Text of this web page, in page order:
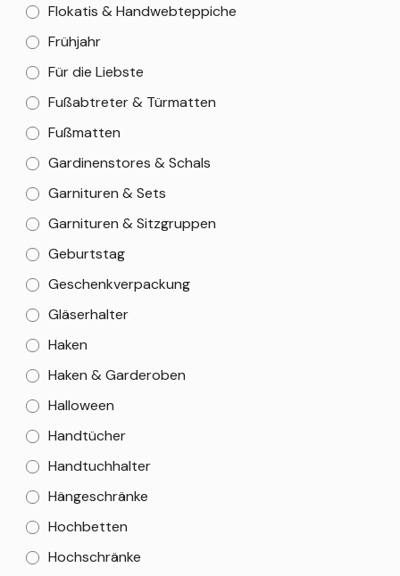
Flokatis & Handwebteppiche
Frühjahr
Für die Liebste
Fußabtreter & Türmatten
Fußmatten
Gardinenstores & Schals
Garnituren & Sets
Garnituren & Sitzgruppen
Geburtstag
Geschenkverpackung
Gläserhalter
Haken
Haken & Garderoben
Halloween
Handtücher
Handtuchhalter
Hängeschränke
Hochbetten
Hochschränke